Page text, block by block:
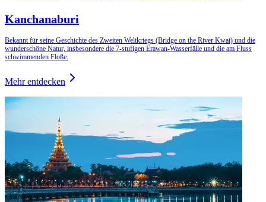
Kanchanaburi
Bekannt für seine Geschichte des Zweiten Weltkriegs (Bridge on the River Kwai) und die
wunderschöne Natur, insbesondere die 7-stufigen Erawan-Wasserfälle und die am Fluss
schwimmenden Floße.
Mehr entdecken